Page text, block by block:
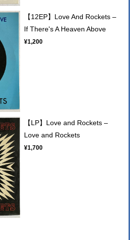
【12EP】Love And Rockets –
If There's A Heaven Above
¥1,200
【LP】Love and Rockets –
Love and Rockets
¥1,700